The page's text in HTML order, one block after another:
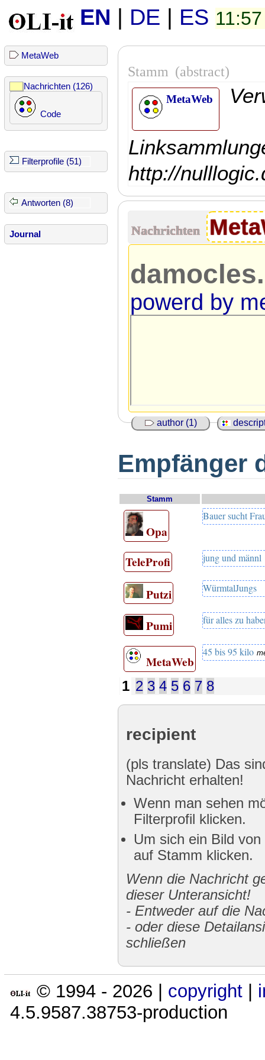
EN | DE | ES
MetaWeb
Nachrichten (126)
Code
Filterprofile (51)
Antworten (8)
Journal
Stamm (abstract)
MetaWeb
http://
Nachrichten
powerd by
author (1)
Empfänger
Stamm
Opa
Bauer sucht
TeleProfi jung und männl
Putzi WürmtalJungs
Pumi für alles zu
MetaWeb
45 bis 95 kilo
1 2 3 4 5 6 7 8
recipient
(pls translate) Das
Nachricht erhalten!
Wenn man sehen
Filterprofil klicken.
Um sich ein Bild
auf Stamm klicken.
Wenn die Nachricht
dieser Unteransicht!
- Entweder auf die
- oder diese
schließen
© 1994 - 2026 copyright
4.5.9587.38753-production